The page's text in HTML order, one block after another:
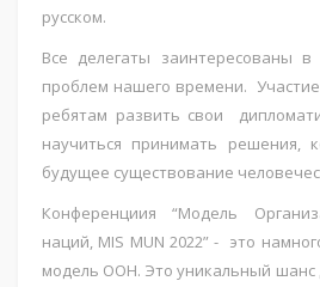
русском.
Все делегаты заинтересованы
проблем нашего времени.
ребятам развить свои
научиться принимать решения,
будущее существование
Конференциия “Модель
наций, MIS MUN 2022” - это
модель ООН. Это уникальный шанс